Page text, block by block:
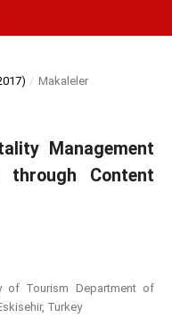
/ Makaleler
Management
through Content
of Tourism Department of
Turkey